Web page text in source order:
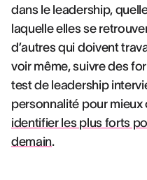
dans le leadership,
laquelle elles se
d’autres qui doivent
voir même, suivre des
test de leadership
personnalité pour mieux
identifier les plus forts
demain.